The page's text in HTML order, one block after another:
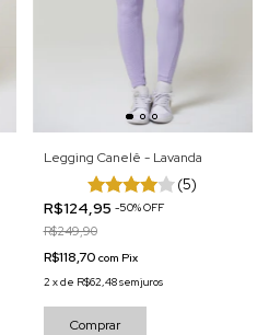
Legging Canelê - Lavanda
(5)
R$124,95 -50%OFF
R$249,90
R$118,70 com Pix
2 xde R$62,48sem juros
Comprar